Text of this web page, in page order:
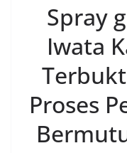
Spray
Iwata
Proses